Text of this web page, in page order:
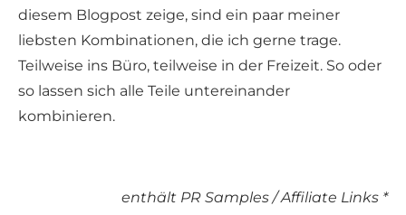
diesem Blogpost zeige, sind ein paar meiner
liebsten Kombinationen, die ich gerne trage.
Teilweise ins Büro, teilweise in der Freizeit. So oder
so lassen sich alle Teile untereinander
kombinieren.
enthält PR Samples / Affiliate Links *